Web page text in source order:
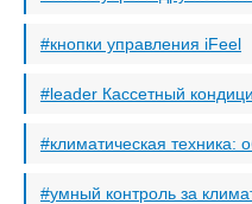
кнопки управления iFeel
leader Кассетный
климатическая техника:
умный контроль за